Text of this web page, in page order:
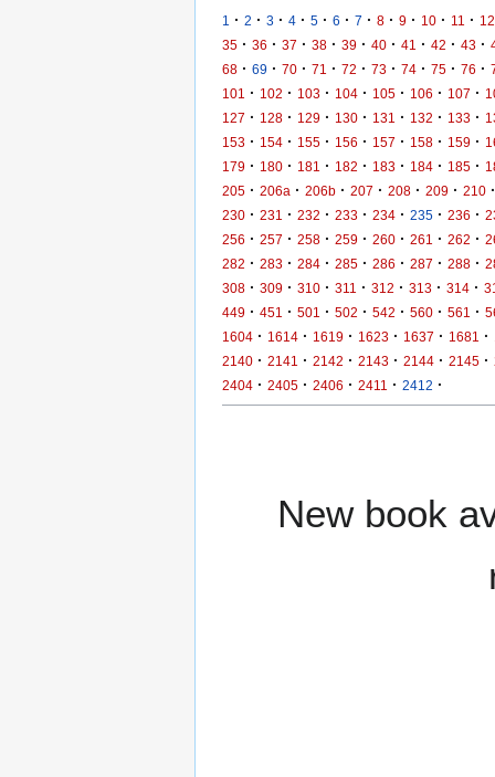
1 · 2 · 3 · 4 · 5 · 6 · 7 · 8 · 9 · 10 · 11 · 12
35 · 36 · 37 · 38 · 39 · 40 · 41 · 42 · 43 ·
68 · 69 · 70 · 71 · 72 · 73 · 74 · 75 · 76 ·
101
· 102 · 103 · 104 · 105 · 106 · 107 ·
127 · 128 · 129 · 130 · 131 · 132 · 133 ·
153 · 154 · 155 · 156 · 157 · 158 · 159 ·
179 · 180 · 181 · 182 · 183 · 184 · 185 ·
205 · 206a · 206b · 207 · 208 · 209 · 210 ·
230 · 231 · 232 · 233 · 234 · 235 · 236 ·
256 · 257 · 258 · 259 · 260 · 261 · 262 ·
282 · 283 · 284 · 285 · 286 · 287 · 288 ·
308 · 309 · 310 · 311 · 312 · 313 · 314 ·
449 · 451 · 501 · 502 · 542 · 560 · 561 ·
1604 · 1614 · 1619 · 1623 · 1637 · 1681 ·
2140 · 2141 · 2142 · 2143 · 2144 · 2145 ·
2404 · 2405 · 2406 · 2411 · 2412 ·
New book